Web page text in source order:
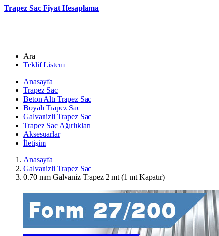
Trapez Sac Fiyat Hesaplama
Ara
Teklif Listem
Anasayfa
Trapez Sac
Beton Altı Trapez Sac
Boyalı Trapez Sac
Galvanizli Trapez Sac
Trapez Sac Ağırlıkları
Aksesuarlar
İletişim
Anasayfa
Galvanizli Trapez Sac
0.70 mm Galvaniz Trapez 2 mt (1 mt Kapatır)